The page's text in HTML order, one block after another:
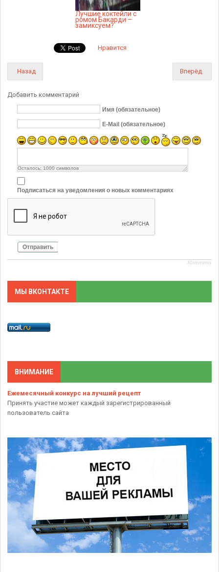
Лучшие коктейли с
ромом Бакарди –
замиксуем?
Нравится
Назад Вперёд
Добавить комментарий
Имя (обязательное)
E-Mail (обязательное)
Осталось: 1000 символов
Подписаться на уведомления о новых комментариях
Отправить
JComments
МЫ ВКОНТАКТЕ
ВНИМАНИЕ
Ежемесячный конкурс на лучший рецепт
Принять участие может каждый зарегистрированный
пользователь сайта